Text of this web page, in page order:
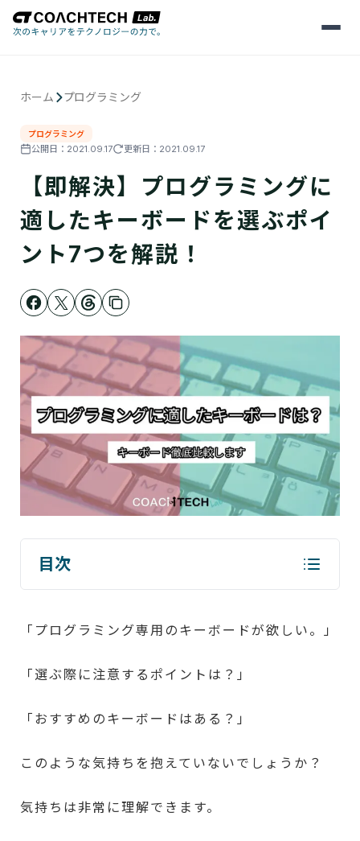
メ
ホーム プログラミング
プログラミング
公開日： 2021.09.17 更新日： 2021.09.17
【即解決】プログラミングに
適したキーボードを選ぶポイ
ント7つを解説！
目次
「プログラミング専用のキーボードが欲しい。」
「選ぶ際に注意するポイントは？」
「おすすめのキーボードはある？」
このような気持ちを抱えていないでしょうか？
気持ちは非常に理解できます。